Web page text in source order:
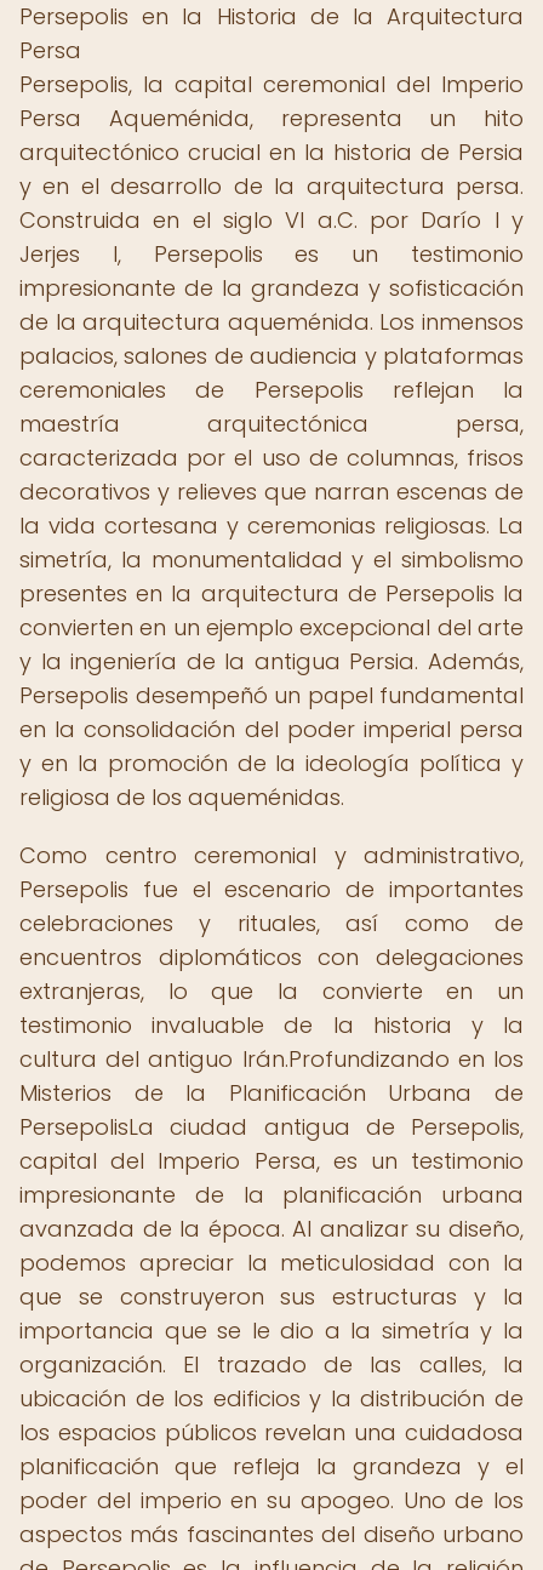
Persepolis en la Historia de la Arquitectura
Persa
Persepolis, la capital ceremonial del Imperio
Persa Aqueménida, representa un hito
arquitectónico crucial en la historia de Persia
y en el desarrollo de la arquitectura persa.
Construida en el siglo VI a.C. por Darío I y
Jerjes I, Persepolis es un testimonio
impresionante de la grandeza y sofisticación
de la arquitectura aqueménida. Los inmensos
palacios, salones de audiencia y plataformas
ceremoniales de Persepolis reflejan la
maestría arquitectónica persa,
caracterizada por el uso de columnas, frisos
decorativos y relieves que narran escenas de
la vida cortesana y ceremonias religiosas. La
simetría, la monumentalidad y el simbolismo
presentes en la arquitectura de Persepolis la
convierten en un ejemplo excepcional del arte
y la ingeniería de la antigua Persia. Además,
Persepolis desempeñó un papel fundamental
en la consolidación del poder imperial persa
y en la promoción de la ideología política y
religiosa de los aqueménidas.
Como centro ceremonial y administrativo,
Persepolis fue el escenario de importantes
celebraciones y rituales, así como de
encuentros diplomáticos con delegaciones
extranjeras, lo que la convierte en un
testimonio invaluable de la historia y la
cultura del antiguo Irán.Profundizando en los
Misterios de la Planificación Urbana de
PersepolisLa ciudad antigua de Persepolis,
capital del Imperio Persa, es un testimonio
impresionante de la planificación urbana
avanzada de la época. Al analizar su diseño,
podemos apreciar la meticulosidad con la
que se construyeron sus estructuras y la
importancia que se le dio a la simetría y la
organización. El trazado de las calles, la
ubicación de los edificios y la distribución de
los espacios públicos revelan una cuidadosa
planificación que refleja la grandeza y el
poder del imperio en su apogeo. Uno de los
aspectos más fascinantes del diseño urbano